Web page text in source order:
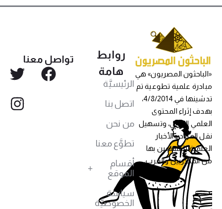
«الباحثون المصريون» هي
مبادرة علمية تطوعية تم
تدشينها في 4/8/2014،
بهدف إثراء المحتوى
العلمي العربي، وتسهيل
نقل المواد والأخبار
العلمية للمهتمين بها
من المصريين والعرب،
روابط
هامة
الرئيسيَّة
اتصل بنا
من نحن
تطوَّع معنا
أقسام
الموقع
سياسة
الخصوصيَّة
تواصل معنا